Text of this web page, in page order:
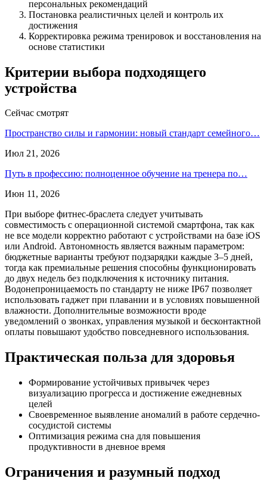
персональных рекомендаций
Постановка реалистичных целей и контроль их
достижения
Корректировка режима тренировок и восстановления на
основе статистики
Критерии выбора подходящего
устройства
Сейчас смотрят
Пространство силы и гармонии: новый стандарт семейного…
Июл 21, 2026
Путь в профессию: полноценное обучение на тренера по…
Июн 11, 2026
При выборе фитнес-браслета следует учитывать
совместимость с операционной системой смартфона, так как
не все модели корректно работают с устройствами на базе iOS
или Android. Автономность является важным параметром:
бюджетные варианты требуют подзарядки каждые 3–5 дней,
тогда как премиальные решения способны функционировать
до двух недель без подключения к источнику питания.
Водонепроницаемость по стандарту не ниже IP67 позволяет
использовать гаджет при плавании и в условиях повышенной
влажности. Дополнительные возможности вроде
уведомлений о звонках, управления музыкой и бесконтактной
оплаты повышают удобство повседневного использования.
Практическая польза для здоровья
Формирование устойчивых привычек через
визуализацию прогресса и достижение ежедневных
целей
Своевременное выявление аномалий в работе сердечно-
сосудистой системы
Оптимизация режима сна для повышения
продуктивности в дневное время
Ограничения и разумный подход